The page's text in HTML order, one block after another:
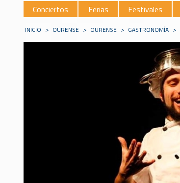
Conciertos
Ferias Festivales
INICIO > OURENSE > OURENSE > GASTRONOMÍA >